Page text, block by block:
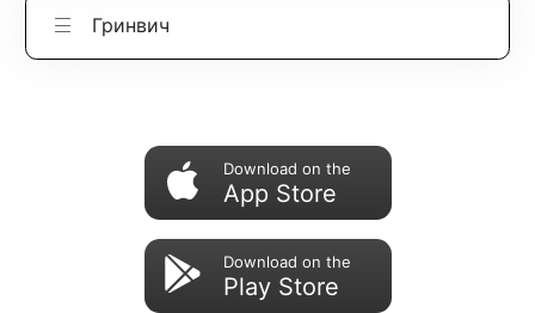
Гринвич
Download on the
App Store
Download on the
Play Store